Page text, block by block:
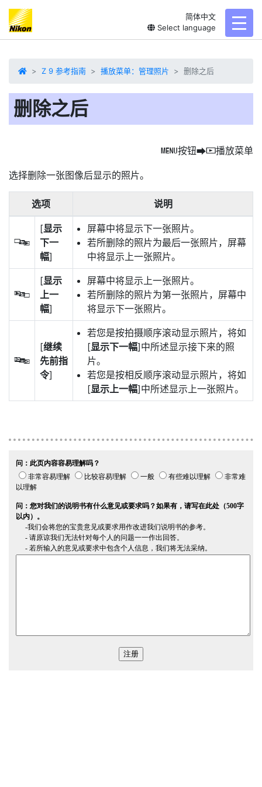
简体中文
Select language
Z 9 参考指南 播放菜单：管理照片 删除之后
删除之后
G按钮UD播放菜单
选择删除一张图像后显示的照片。
选项 说明
S
[显示
下一
幅]
屏幕中将显示下一张照片。
若所删除的照片为最后一张照片，屏幕
中将显示上一张照片。
T
[显示
上一
幅]
屏幕中将显示上一张照片。
若所删除的照片为第一张照片，屏幕中
将显示下一张照片。
U
[继续
先前指
令]
若您是按拍摄顺序滚动显示照片，将如
[显示下一幅]中所述显示接下来的照
片。
若您是按相反顺序滚动显示照片，将如
[显示上一幅]中所述显示上一张照片。